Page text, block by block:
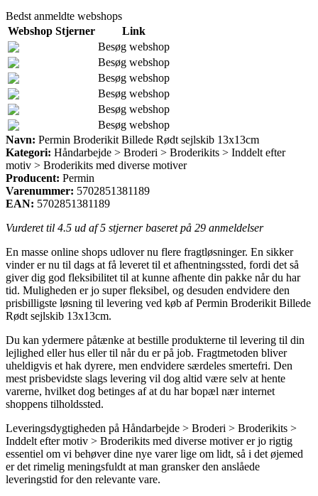
Bedst anmeldte webshops
Webshop Stjerner
Link
Besøg webshop
Besøg webshop
Besøg webshop
Besøg webshop
Besøg webshop
Besøg webshop
Navn: Permin Broderikit Billede Rødt sejlskib 13x13cm
Kategori: Håndarbejde > Broderi > Broderikits > Inddelt efter
motiv > Broderikits med diverse motiver
Producent: Permin
Varenummer: 5702851381189
EAN: 5702851381189
Vurderet til 4.5 ud af 5 stjerner baseret på 29 anmeldelser
En masse online shops udlover nu flere fragtløsninger. En sikker
vinder er nu til dags at få leveret til et afhentningssted, fordi det så
giver dig god fleksibilitet til at kunne afhente din pakke når du har
tid. Muligheden er jo super fleksibel, og desuden endvidere den
prisbilligste løsning til levering ved køb af Permin Broderikit Billede
Rødt sejlskib 13x13cm.
Du kan ydermere påtænke at bestille produkterne til levering til din
lejlighed eller hus eller til når du er på job. Fragtmetoden bliver
uheldigvis et hak dyrere, men endvidere særdeles smertefri. Den
mest prisbevidste slags levering vil dog altid være selv at hente
varerne, hvilket dog betinges af at du har bopæl nær internet
shoppens tilholdssted.
Leveringsdygtigheden på Håndarbejde > Broderi > Broderikits >
Inddelt efter motiv > Broderikits med diverse motiver er jo rigtig
essentiel om vi behøver dine nye varer lige om lidt, så i det øjemed
er det rimelig meningsfuldt at man gransker den anslåede
leveringstid for den relevante vare.